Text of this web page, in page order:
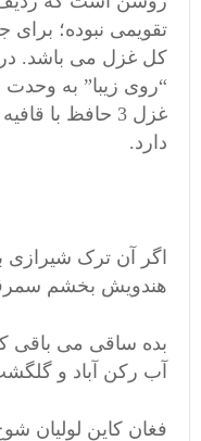
تقویمی نبوده؛ برای
“روی زیبا” به
غزل 3 حافظ با
دارد.
اگر آن ترک شیرازی
هندویش بخشم
بده ساقی می باقی
آب رکن آباد و
فغان کاین لولیان